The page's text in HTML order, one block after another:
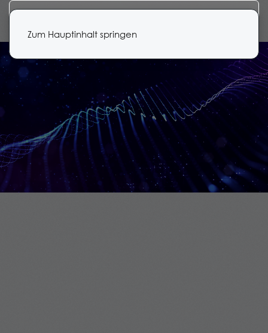
Zum Hauptinhalt springen